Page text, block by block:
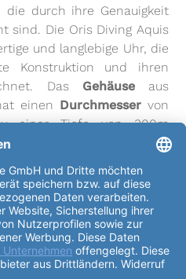
die durch ihre Genauigkeit
sind. Die Oris Diving Aquis
und langlebige Uhr, die
Konstruktion und ihren
Das Gehäuse aus
einen Durchmesser von
einer Tiefe von 300m
über eine drehbare
entspiegelt und aus
Uhrwerk der Oris Diving
26 Steinen und hat ein
200-1. Es hat einen
und eine Höhe von
bis zu 38h und die